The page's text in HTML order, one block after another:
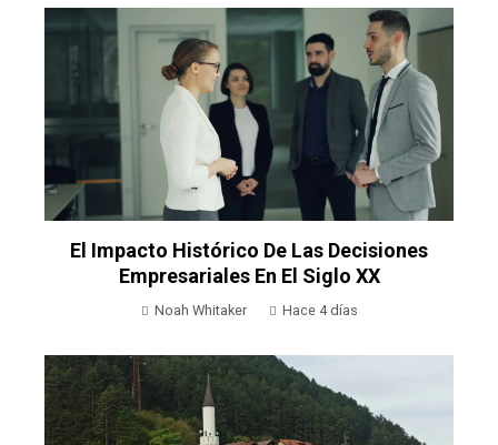
El Impacto Histórico De Las Decisiones
Empresariales En El Siglo XX
Noah Whitaker Hace 4 días